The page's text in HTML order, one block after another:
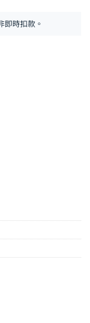
即時扣款。
防風火機 數量